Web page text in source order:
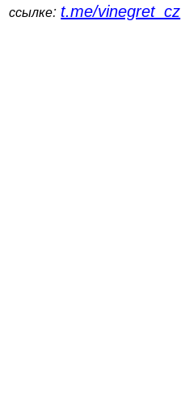
ссылке: t.me/vinegret_cz